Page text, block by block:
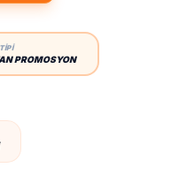
PROMOSYON